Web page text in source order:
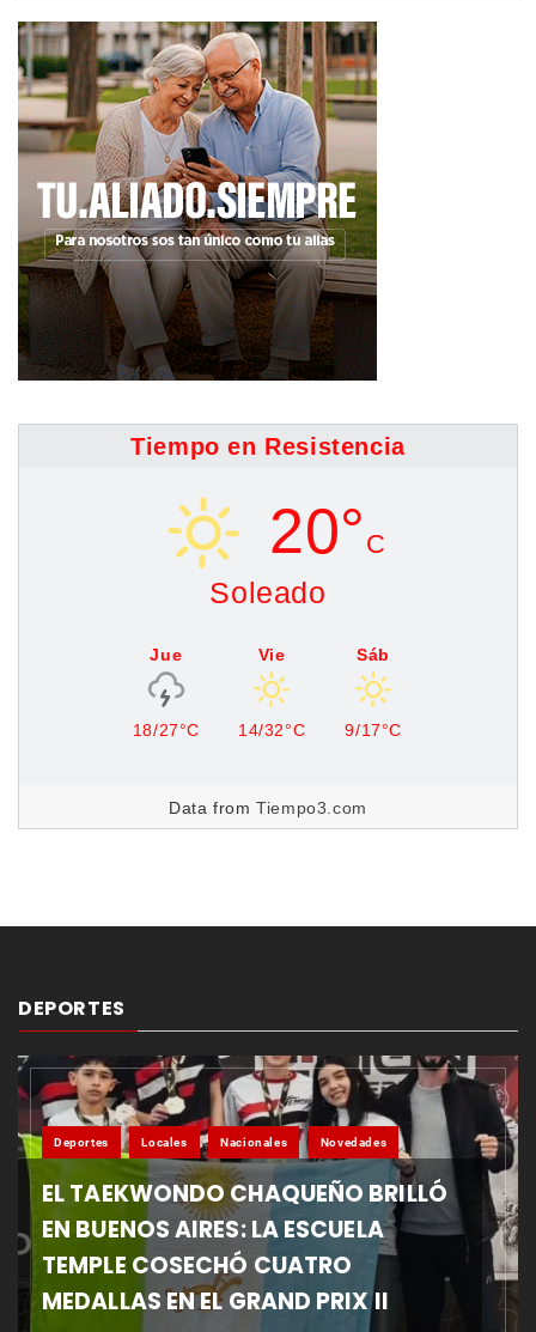
Tiempo en Resistencia
20° C
Soleado
Jue
18/27°C
Vie
14/32°C
Sáb
9/17°C
Data fromTiempo3.com
DEPORTES
Deportes Locales Nacionales Novedades
EL TAEKWONDO CHAQUEÑO BRILLÓ
EN BUENOS AIRES: LA ESCUELA
TEMPLE COSECHÓ CUATRO
MEDALLAS EN EL GRAND PRIX II